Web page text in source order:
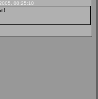
00:25:10
!